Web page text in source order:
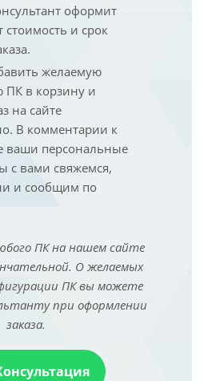
оформит
стоимость и срок
желаемую
ПК в корзину и
на сайте
В комментарии к
ваши персональные
с вами свяжемся,
и сообщим по
ПК на нашем сайте
О желаемых
ПК вы можете
при оформлении
заказа.